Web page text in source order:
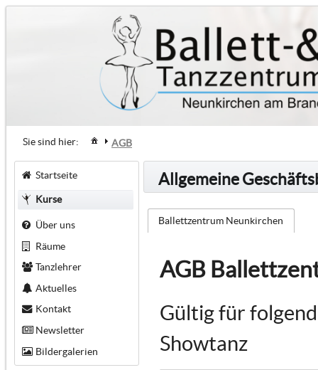
Sie sind hier: AGB
Startseite
Kurse
Über uns
Räume
Tanzlehrer
Aktuelles
Kontakt
Newsletter
Bildergalerien
Allgemeine
Ballettzentrum Neunkirchen
AGB
Gültig für
Showtanz